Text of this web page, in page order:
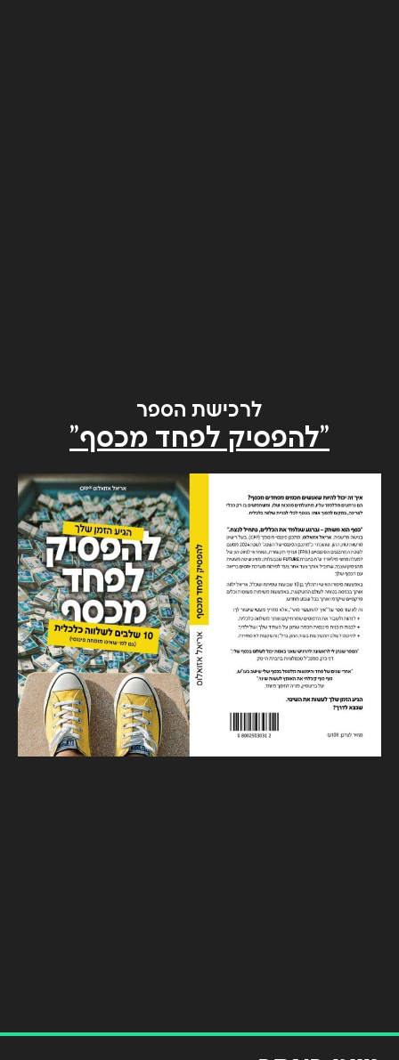
לרכישת הספר
"להפסיק לפחד מכסף"